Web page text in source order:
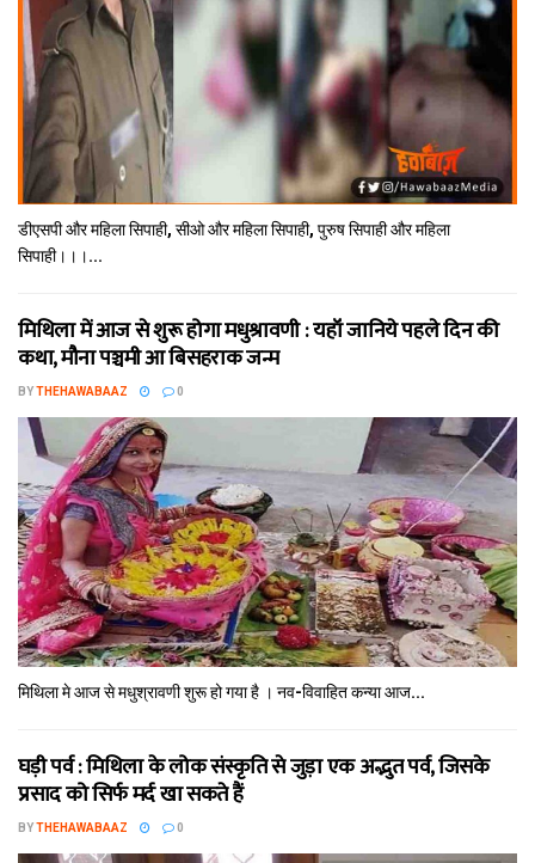
डीएसपी और महिला सिपाही, सीओ और महिला सिपाही, पुरुष सिपाही और महिला
सिपाही।।।...
मिथि‍ला में आज से शुरू होगा मधुश्रावणी : यहॉं जानिये पहले दिन की
कथा, मौना पञ्चमी आ बिसहराक जन्म
BYTHEHAWABAAZ 0
मिथि‍ला मे आज से मधुश्रावणी शुरू हो गया है । नव-विवाहित कन्‍या आज...
घड़ी पर्व : मिथि‍ला के लोक संस्कृति से जुड़ा एक अद्भुत पर्व, जिसके
प्रसाद को सिर्फ मर्द खा सकते हैं
BYTHEHAWABAAZ 0